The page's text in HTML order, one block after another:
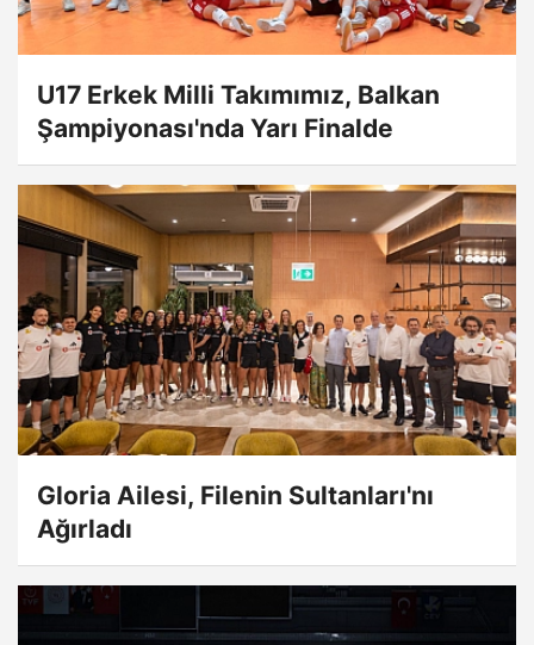
U17 Erkek Milli Takımımız, Balkan
Şampiyonası'nda Yarı Finalde
Gloria Ailesi, Filenin Sultanları'nı
Ağırladı